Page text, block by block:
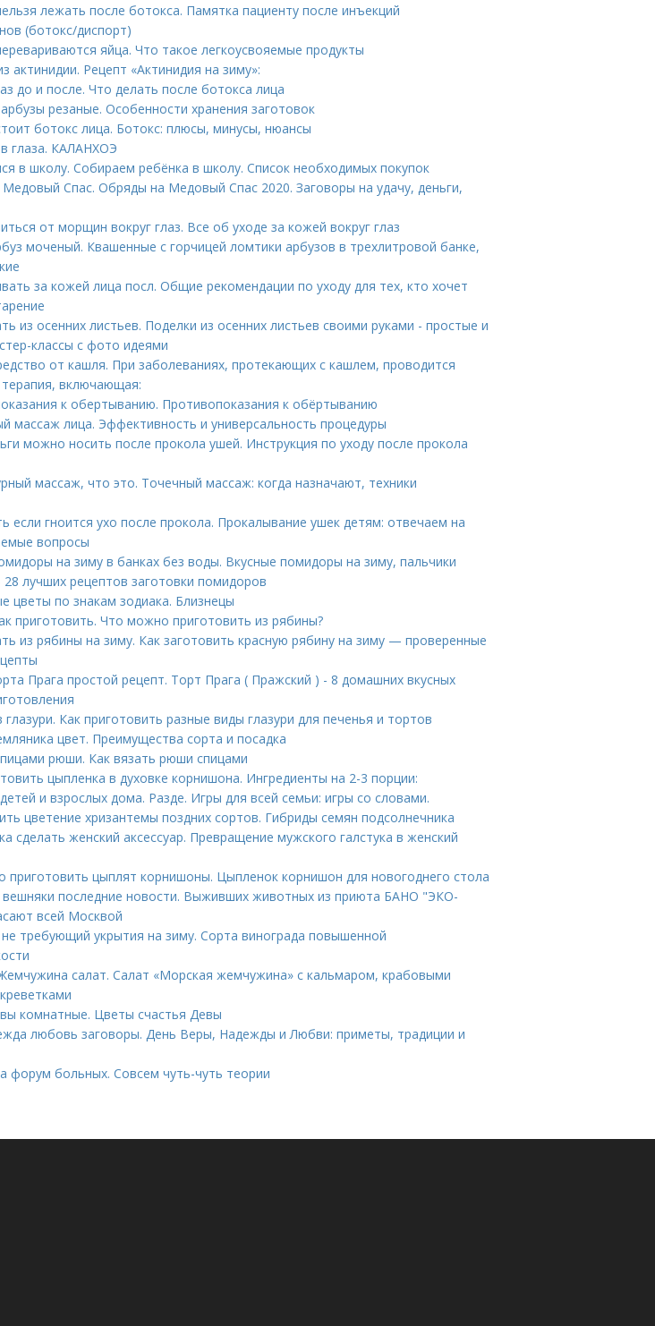
лежать после ботокса. Памятка пациенту после инъекций
(ботокс/диспорт)
яйца. Что такое легкоусвояемые продукты
актинидии. Рецепт «Актинидия на зиму»:
до и после. Что делать после ботокса лица
резаные. Особенности хранения заготовок
ботокс лица. Ботокс: плюсы, минусы, нюансы
глаза. КАЛАНХОЭ
в школу. Собираем ребёнка в школу. Список необходимых покупок
Спас. Обряды на Медовый Спас 2020. Заговоры на удачу, деньги,
от морщин вокруг глаз. Все об уходе за кожей вокруг глаз
моченый. Квашенные с горчицей ломтики арбузов в трехлитровой банке,
за кожей лица посл. Общие рекомендации по уходу для тех, кто хочет
из осенних листьев. Поделки из осенних листьев своими руками - простые и
классы с фото идеями
от кашля. При заболеваниях, протекающих с кашлем, проводится
включающая:
к обертыванию. Противопоказания к обёртыванию
массаж лица. Эффективность и универсальность процедуры
можно носить после прокола ушей. Инструкция по уходу после прокола
массаж, что это. Точечный массаж: когда назначают, техники
если гноится ухо после прокола. Прокалывание ушек детям: отвечаем на
вопросы
на зиму в банках без воды. Вкусные помидоры на зиму, пальчики
лучших рецептов заготовки помидоров
цветы по знакам зодиака. Близнецы
приготовить. Что можно приготовить из рябины?
из рябины на зиму. Как заготовить красную рябину на зиму — проверенные
Прага простой рецепт. Торт Прага ( Пражский ) - 8 домашних вкусных
глазури. Как приготовить разные виды глазури для печенья и тортов
цвет. Преимущества сорта и посадка
рюши. Как вязать рюши спицами
цыпленка в духовке корнишона. Ингредиенты на 2-3 порции:
и взрослых дома. Разде. Игры для всей семьи: игры со словами.
цветение хризантемы поздних сортов. Гибриды семян подсолнечника
сделать женский аксессуар. Превращение мужского галстука в женский
приготовить цыплят корнишоны. Цыпленок корнишон для новогоднего стола
последние новости. Выживших животных из приюта БАНО "ЭКО-
всей Москвой
требующий укрытия на зиму. Сорта винограда повышенной
салат. Салат «Морская жемчужина» с кальмаром, крабовыми
комнатные. Цветы счастья Девы
любовь заговоры. День Веры, Надежды и Любви: приметы, традиции и
форум больных. Совсем чуть-чуть теории